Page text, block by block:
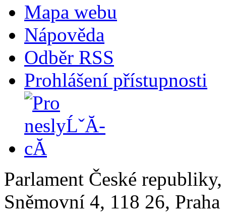
Mapa webu
Nápověda
Odběr RSS
Prohlášení přístupnosti
Parlament České
Sněmovní 4, 118 26,